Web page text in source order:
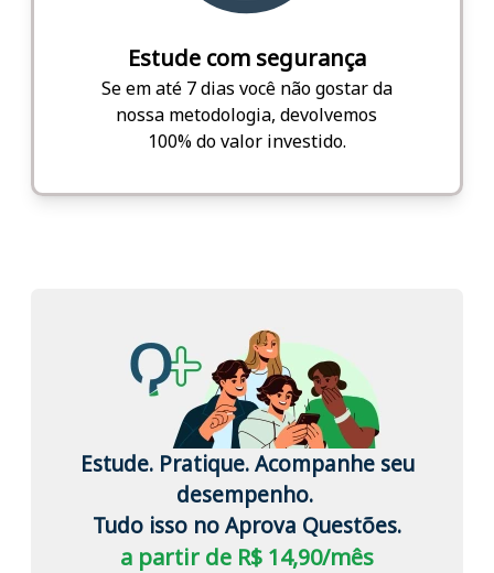
Estude com segurança
Se em até 7 dias você não gostar da
nossa metodologia, devolvemos
100% do valor investido.
Estude. Pratique. Acompanhe seu
desempenho.
Tudo isso no Aprova Questões.
a partir de R$ 14,90/mês